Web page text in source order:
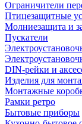
Ограничители
Птицезащитные
Молниезащита и
Пускатели
DIN-рейки и
Изделия для
Монтажные
Рамки ретро
Бытовые приборы